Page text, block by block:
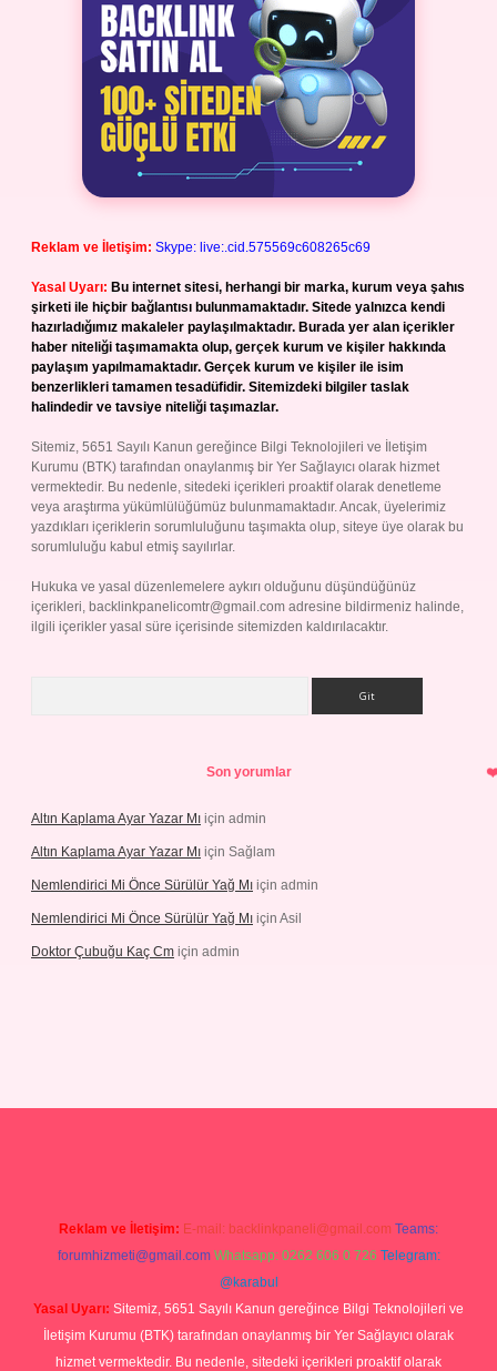
Reklam ve İletişim: Skype: live:.cid.575569c608265c69
Yasal Uyarı: Bu internet sitesi, herhangi bir marka, kurum veya şahıs
şirketi ile hiçbir bağlantısı bulunmamaktadır. Sitede yalnızca kendi
hazırladığımız makaleler paylaşılmaktadır. Burada yer alan içerikler
haber niteliği taşımamakta olup, gerçek kurum ve kişiler hakkında
paylaşım yapılmamaktadır. Gerçek kurum ve kişiler ile isim
benzerlikleri tamamen tesadüfidir. Sitemizdeki bilgiler taslak
halindedir ve tavsiye niteliği taşımazlar.
Sitemiz, 5651 Sayılı Kanun gereğince Bilgi Teknolojileri ve İletişim
Kurumu (BTK) tarafından onaylanmış bir Yer Sağlayıcı olarak hizmet
vermektedir. Bu nedenle, sitedeki içerikleri proaktif olarak denetleme
veya araştırma yükümlülüğümüz bulunmamaktadır. Ancak, üyelerimiz
yazdıkları içeriklerin sorumluluğunu taşımakta olup, siteye üye olarak bu
sorumluluğu kabul etmiş sayılırlar.
Hukuka ve yasal düzenlemelere aykırı olduğunu düşündüğünüz
içerikleri, backlinkpanelicomtr@gmail.com adresine bildirmeniz halinde,
ilgili içerikler yasal süre içerisinde sitemizden kaldırılacaktır.
Son yorumlar
Altın Kaplama Ayar Yazar Mı için admin
Altın Kaplama Ayar Yazar Mı için Sağlam
Nemlendirici Mi Önce Sürülür Yağ Mı için admin
Nemlendirici Mi Önce Sürülür Yağ Mı için Asil
Doktor Çubuğu Kaç Cm için admin
Reklam ve İletişim: E-mail: backlinkpaneli@gmail.com Teams:
forumhizmeti@gmail.com Whatsapp: 0262 606 0 726 Telegram:
@karabul
Yasal Uyarı: Sitemiz, 5651 Sayılı Kanun gereğince Bilgi Teknolojileri ve
İletişim Kurumu (BTK) tarafından onaylanmış bir Yer Sağlayıcı olarak
hizmet vermektedir. Bu nedenle, sitedeki içerikleri proaktif olarak